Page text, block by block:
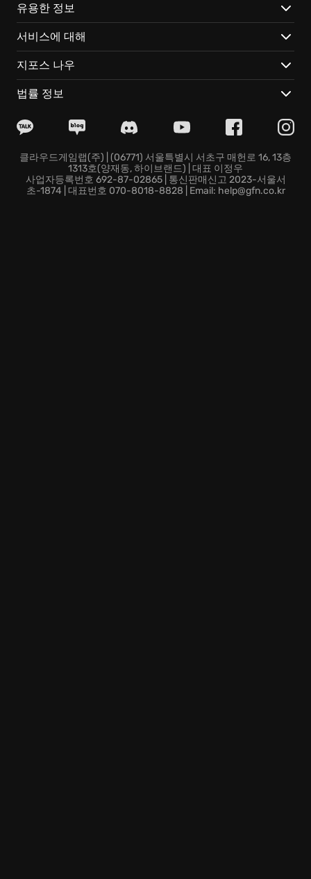
방대한 지하 기지 건설 및 입주민 관리 경험
새로운 시설을 연구하고 자원을 전략적으로 분배하는 경
영 요소
언제 어디서든 접속하여 즉시 세션을 이어갈 수 있는 클
라우드 게이밍의 몰입감
유용한 정보
서비스에 대해
지포스 나우
법률 정보
클라우드게임랩(주) | (06771) 서울특별시 서초구 매헌로 16, 13층
1313호(양재동, 하이브랜드) | 대표 이정우
사업자등록번호 692-87-02865 | 통신판매신고 2023-서울서
초-1874 | 대표번호 070-8018-8828 | Email: help@gfn.co.kr